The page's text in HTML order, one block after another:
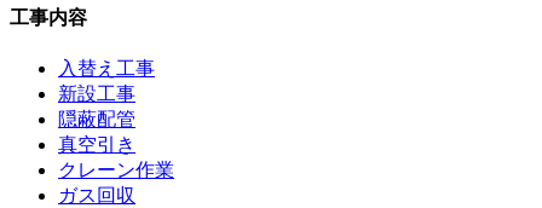
工事内容
入替え工事
新設工事
隠蔽配管
真空引き
クレーン作業
ガス回収